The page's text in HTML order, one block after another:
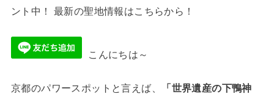
ント中！ 最新の聖地情報はこちらから！
こんにちは～
京都のパワースポットと言えば、
「世界遺産の下鴨神